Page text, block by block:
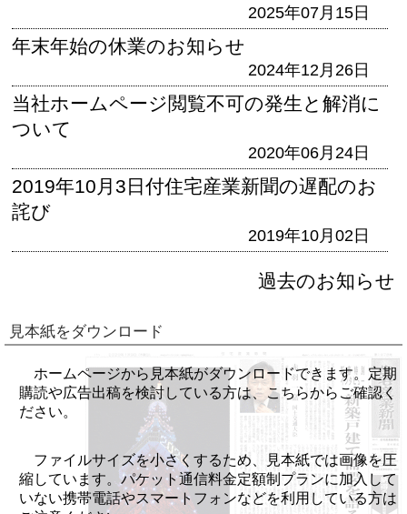
2025年07月15日
年末年始の休業のお知らせ
2024年12月26日
当社ホームページ閲覧不可の発生と解消に
ついて
2020年06月24日
2019年10月3日付住宅産業新聞の遅配のお
詫び
2019年10月02日
過去のお知らせ
見本紙をダウンロード
ホームページから見本紙がダウンロードできます。定期
購読や広告出稿を検討している方は、こちらからご確認く
ださい。
ファイルサイズを小さくするため、見本紙では画像を圧
縮しています。パケット通信料金定額制プランに加入して
いない携帯電話やスマートフォンなどを利用している方は